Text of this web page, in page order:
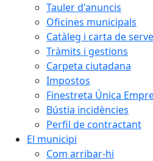
Tauler d'anuncis
Oficines municipals
Catàleg i carta de
Tràmits i gestions
Carpeta ciutadana
Impostos
Finestreta Única
Bústia incidències
Perfil de contractant
El municipi
Com arribar-hi